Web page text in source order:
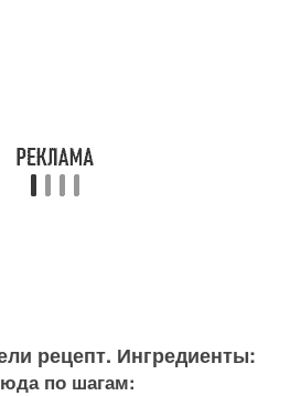
рецепт. Ингредиенты:
по шагам: